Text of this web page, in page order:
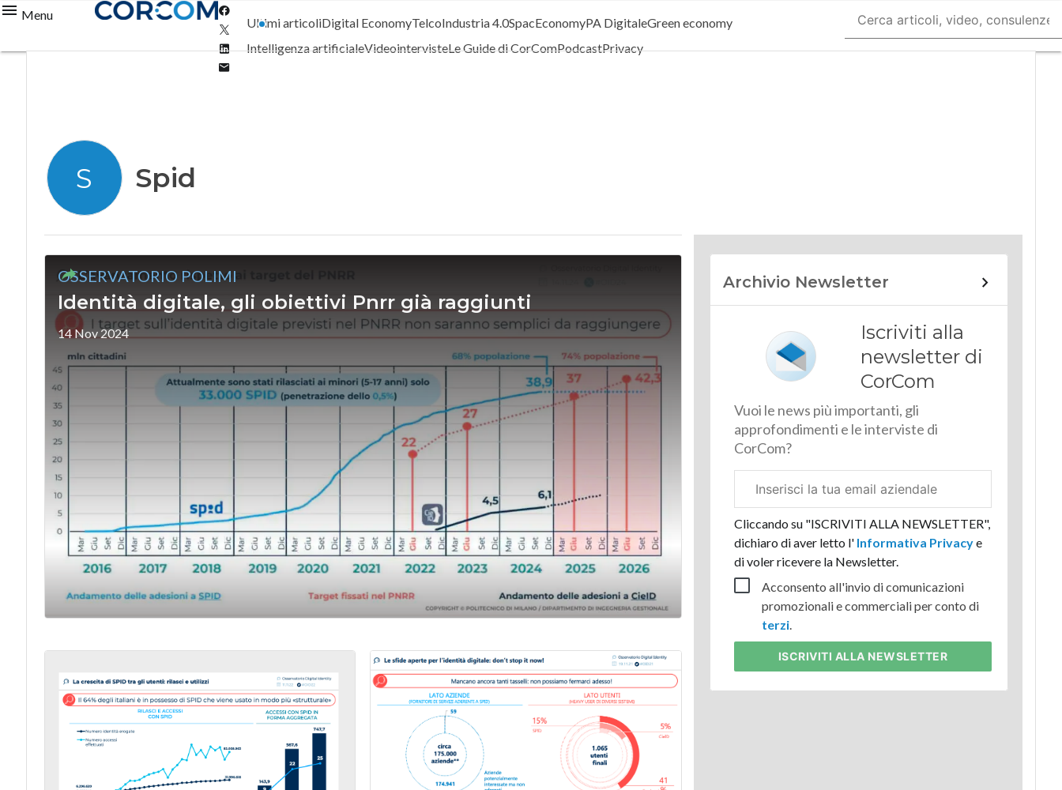
Menu
Twitter
Linkedin
Ultimi articoliDigital EconomyTelcoIndustria 4.0SpacEconomyPA DigitaleGreen economy
Intelligenza artificialeVideointervisteLe Guide di CorComPodcastPrivacy
S Spid
OSSERVATORIO POLIMI
Identità digitale, gli obiettivi Pnrr già raggiunti
14 Nov 2024
Archivio Newsletter
Iscriviti alla
newsletter di
CorCom
Vuoi le news più importanti, gli
approfondimenti e le interviste di
CorCom?
aziendale
Cliccando su "ISCRIVITI ALLA NEWSLETTER",
dichiaro di aver letto l'Informativa Privacye
di voler ricevere la Newsletter.
Acconsento all'invio di comunicazioni
promozionali e commerciali per conto di
terzi.
ISCRIVITI ALLA NEWSLETTER